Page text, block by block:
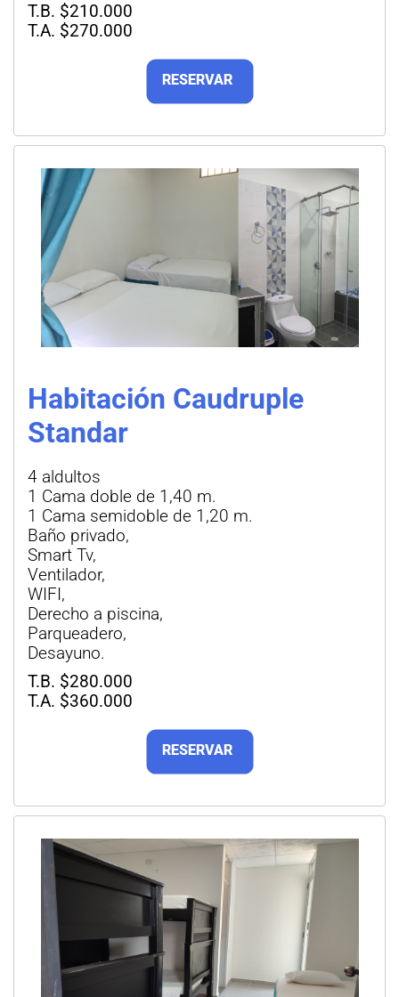
T.B. $210.000
T.A. $270.000
Habitación Caudruple
Standar
4 aldultos
1 Cama doble de 1,40 m.
1 Cama semidoble de 1,20 m.
Baño privado,
Smart Tv,
Ventilador,
WIFI,
Derecho a piscina,
Parqueadero,
Desayuno.
T.B. $280.000
T.A. $360.000